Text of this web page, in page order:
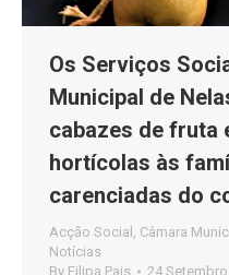
Os Serviços
Municipal de
cabazes de fruta
hortícolas às
carenciadas do
Acção Social , Câmara
Notícias
By Filipa Pais 24 Setembro